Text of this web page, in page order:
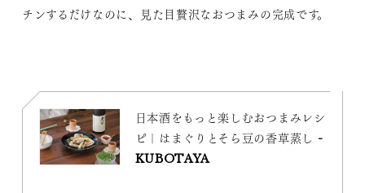
チンするだけなのに、見た目贅沢なおつまみの完成です。
日本酒をもっと楽しむおつまみレシ
ピ｜はまぐりとそら豆の香草蒸し -
KUBOTAYA